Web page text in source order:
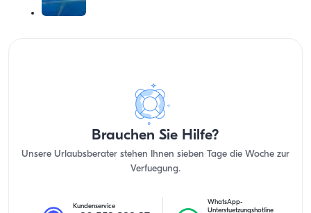
Brauchen Sie Hilfe?
Unsere Urlaubsberater stehen Ihnen sieben Tage die Woche zur
Verfuegung.
Kundenservice
WhatsApp-
Unterstuetzungshotline